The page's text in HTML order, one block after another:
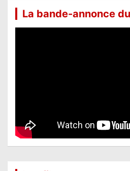
La bande-annonce